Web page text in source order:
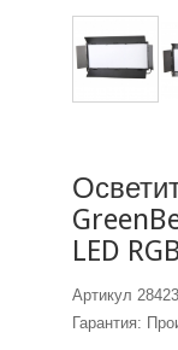
LED
Артикул 28423
Гарантия: